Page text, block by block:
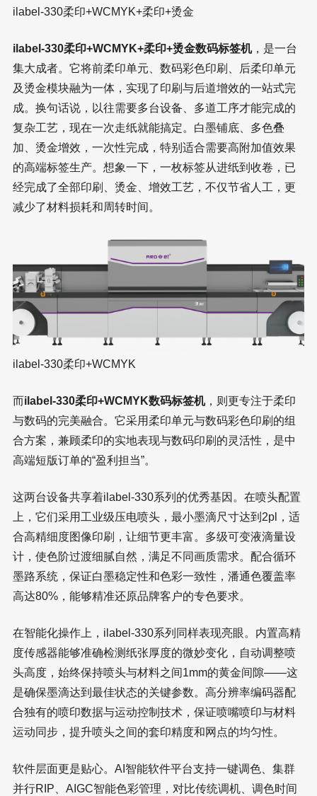
ilabel-330柔印+WCMYK+柔印+烫金
ilabel-330柔印+WCMYK+柔印+烫金数码标签机，是一台
集大成者。它将前柔印单元、数码彩色印刷、后柔印单元
及烫金模块融为一体，实现了印刷与后道增效的一站式完
成。换句话说，以往需要多台设备、多道工序才能完成的
复杂工艺，现在一次走纸就能搞定。白墨铺底、多色叠
加、烫金增效，一次性完成，特别适合需要高附加值效果
的高端标签生产。想象一下，一枚标签从进纸到收卷，已
经完成了全部印刷、烫金、增效工艺，不仅节省人工，更
减少了材料损耗和周转时间。
ilabel-330柔印+WCMYK
而ilabel-330柔印+WCMYK数码标签机，则更专注于柔印
与数码的完美融合。它采用柔印单元与数码彩色印刷的组
合方案，兼顾柔印的实地表现与数码印刷的灵活性，是中
高端短版订单的“盈利担当”。
这两台设备共享着ilabel-330系列的优秀基因。在喷头配置
上，它们采用工业级压电喷头，最小墨滴尺寸达到2pl，适
合高精细度图像印刷，让细节更丰富。多级可变液滴量设
计，使色阶过渡细腻自然，满足不同画质需求。配合循环
墨路系统，保证白墨稳定性和色彩一致性，潘通色覆盖率
高达80%，能够精准还原品牌客户的专色要求。
在智能化操作上，ilabel-330系列同样表现亮眼。内置高精
度传感器能够准确检测纸张厚度的微妙变化，自动调整喷
头高度，始终保持喷头与材料之间1mm的黄金间隙——这
是确保墨滴达到最佳状态的关键参数。高分辨率编码器配
合独有的喷印数据与运动控制技术，保证喷嘴喷印与材料
运动同步，提升喷头之间的套印精度和网点的均匀性。
软件层面更是贴心。AI智能软件平台支持一键调色、集群
并行RIP、AIGC智能色彩管理，对比传统调机、调色时间